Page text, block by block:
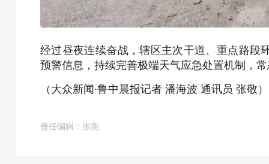
经过昼夜连续奋战，辖区主次干道、重点路段
预警信息，持续完善极端天气应急处置机制，
（大众新闻·鲁中晨报记者 潘海波 通讯员 张敬）
责任编辑：张尧